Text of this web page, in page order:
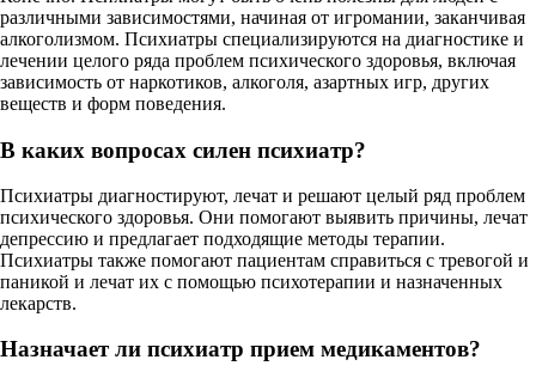
различными зависимостями, начиная от игромании, заканчивая
алкоголизмом. Психиатры специализируются на диагностике и
лечении целого ряда проблем психического здоровья, включая
зависимость от наркотиков, алкоголя, азартных игр, других
веществ и форм поведения.
В каких вопросах силен психиатр?
Психиатры диагностируют, лечат и решают целый ряд проблем
психического здоровья. Они помогают выявить причины, лечат
депрессию и предлагает подходящие методы терапии.
Психиатры также помогают пациентам справиться с тревогой и
паникой и лечат их с помощью психотерапии и назначенных
лекарств.
Назначает ли психиатр прием медикаментов?